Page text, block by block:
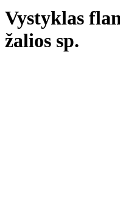
Vystyklas
žalios sp.